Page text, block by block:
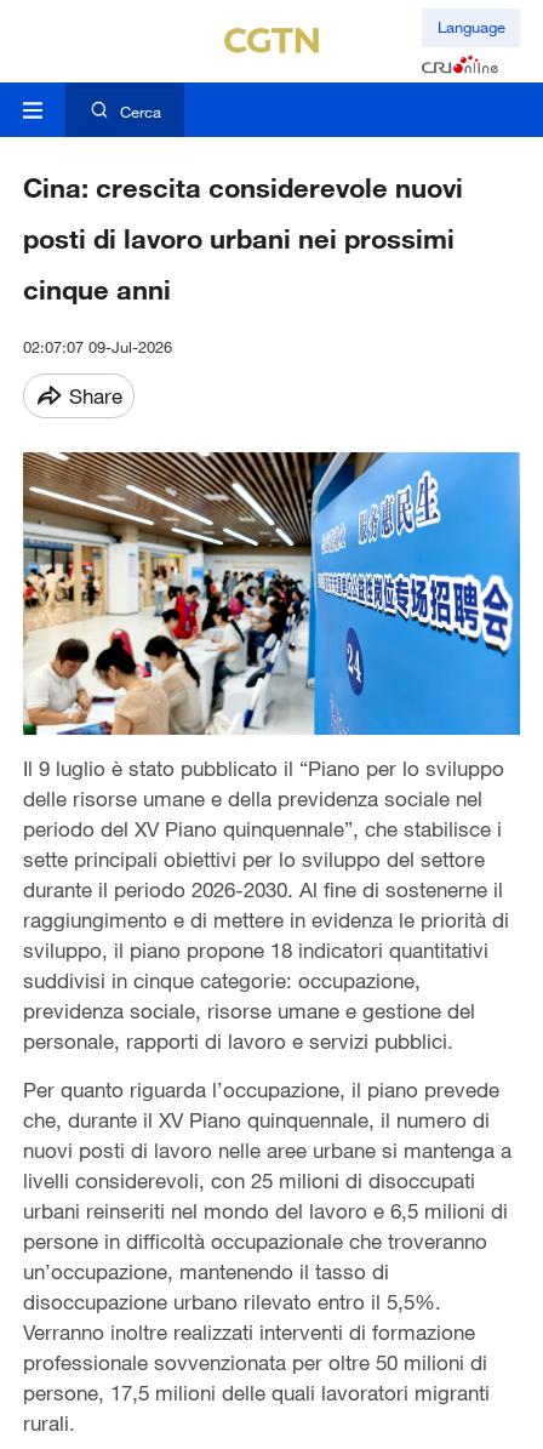
Language
Cerca
Cina: crescita considerevole nuovi
posti di lavoro urbani nei prossimi
cinque anni
02:07:07 09-Jul-2026
Share
Il 9 luglio è stato pubblicato il “Piano per lo sviluppo
delle risorse umane e della previdenza sociale nel
periodo del XV Piano quinquennale”, che stabilisce i
sette principali obiettivi per lo sviluppo del settore
durante il periodo 2026-2030. Al fine di sostenerne il
raggiungimento e di mettere in evidenza le priorità di
sviluppo, il piano propone 18 indicatori quantitativi
suddivisi in cinque categorie: occupazione,
previdenza sociale, risorse umane e gestione del
personale, rapporti di lavoro e servizi pubblici.
Per quanto riguarda l’occupazione, il piano prevede
che, durante il XV Piano quinquennale, il numero di
nuovi posti di lavoro nelle aree urbane si mantenga a
livelli considerevoli, con 25 milioni di disoccupati
urbani reinseriti nel mondo del lavoro e 6,5 milioni di
persone in difficoltà occupazionale che troveranno
un’occupazione, mantenendo il tasso di
disoccupazione urbano rilevato entro il 5,5%.
Verranno inoltre realizzati interventi di formazione
professionale sovvenzionata per oltre 50 milioni di
persone, 17,5 milioni delle quali lavoratori migranti
rurali.